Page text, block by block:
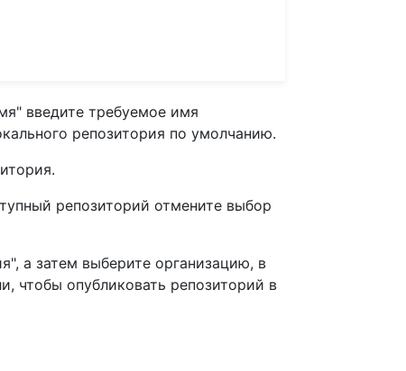
введите требуемое имя
репозитория по умолчанию.
репозиторий отмените выбор
а затем выберите организацию, в
чтобы опубликовать репозиторий в